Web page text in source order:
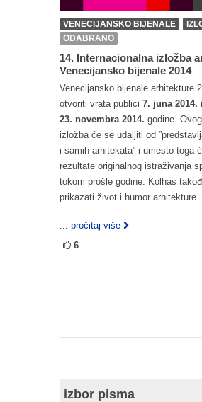
VENECIJANSKO BIJENALE
ODABRANO
14. Internacionalna izložba
Venecijansko bijenale 2014
Venecijansko bijenale arhitekture
otvoriti vrata publici 7. juna
23. novembra 2014. godine.
izložba će se udaljiti od
i samih arhitekata” i umesto toga
rezultate originalnog istraživanja
tokom prošle godine. Kolhas
prikazati život i humor arhitekture.
... pročitaj više
6
izbor pisma